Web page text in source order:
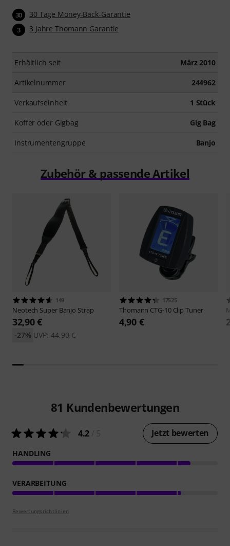
30 30 Tage Money-Back-Garantie
3 3 Jahre Thomann Garantie
Erhältlich seit März 2010
Artikelnummer 244962
Verkaufseinheit 1 Stück
Koffer oder Gigbag Gig Bag
Instrumentengruppe Banjo
Zubehör & passende Artikel
149
Neotech Super Banjo Strap
32,90 €
UVP: 44,90 €
-27%
17525
Thomann CTG-10 Clip Tuner
4,90 €
81 Kundenbewertungen
4.2 Jetzt bewerten
HANDLING
VERARBEITUNG
Bewertungsrichtlinien